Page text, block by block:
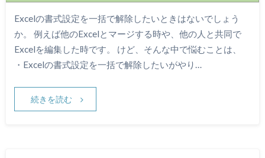
Excelの書式設定を一括で解除したいときはないでしょう
か。 例えば他のExcelとマージする時や、他の人と共同で
Excelを編集した時です。 けど、そんな中で悩むことは、
・Excelの書式設定を一括で解除したいがやり…
続きを読む